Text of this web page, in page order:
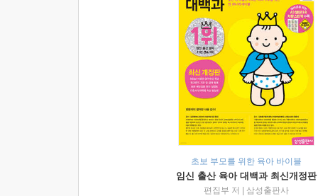
초보 부모를 위한 육아 바이블
임신 출산 육아 대백과 최신개정판
편집부 저
삼성출판사